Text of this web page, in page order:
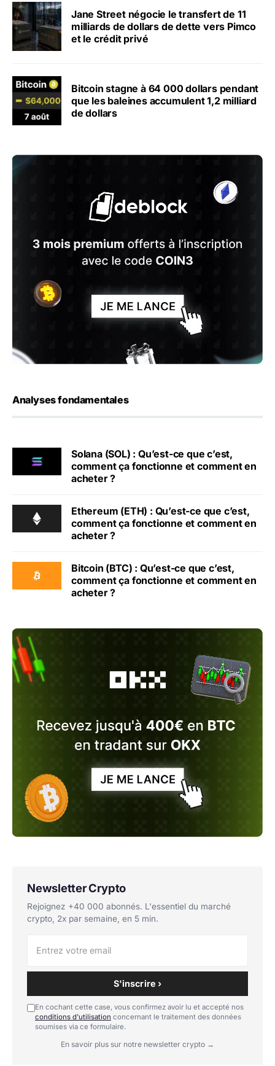
Jane Street négocie le transfert de 11
milliards de dollars de dette vers Pimco
et le crédit privé
Bitcoin stagne à 64 000 dollars pendant
que les baleines accumulent 1,2 milliard
de dollars
Analyses fondamentales
Solana (SOL) : Qu’est-ce que c’est,
comment ça fonctionne et comment en
acheter ?
Ethereum (ETH) : Qu’est-ce que c’est,
comment ça fonctionne et comment en
acheter ?
Bitcoin (BTC) : Qu’est-ce que c’est,
comment ça fonctionne et comment en
acheter ?
Newsletter Crypto
Rejoignez +40 000 abonnés. L'essentiel du marché
crypto, 2x par semaine, en 5 min.
S'inscrire ›
En cochant cette case, vous confirmez avoir lu et accepté nos
conditions d'utilisation concernant le traitement des données
soumises via ce formulaire.
En savoir plus sur notre newsletter crypto →